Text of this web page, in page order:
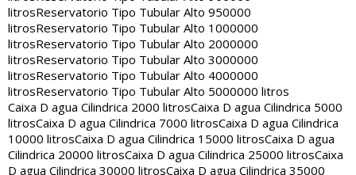
litrosReservatorio Tipo Tubular Alto 950000
litrosReservatorio Tipo Tubular Alto 1000000
litrosReservatorio Tipo Tubular Alto 2000000
litrosReservatorio Tipo Tubular Alto 3000000
litrosReservatorio Tipo Tubular Alto 4000000
litrosReservatorio Tipo Tubular Alto 5000000 litros
Caixa D agua Cilindrica 2000 litrosCaixa D agua Cilindrica 5000
litrosCaixa D agua Cilindrica 7000 litrosCaixa D agua Cilindrica
10000 litrosCaixa D agua Cilindrica 15000 litrosCaixa D agua
Cilindrica 20000 litrosCaixa D agua Cilindrica 25000 litrosCaixa
D agua Cilindrica 30000 litrosCaixa D agua Cilindrica 35000